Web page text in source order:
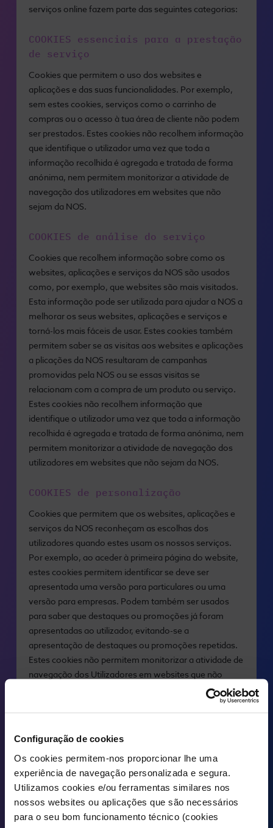
Configuração de cookies
Os cookies permitem-nos proporcionar lhe uma
experiência de navegação personalizada e segura.
Utilizamos cookies e/ou ferramentas similares nos
nossos websites ou aplicações que são necessários
para o seu bom funcionamento técnico (cookies
serviços online fazem parte das seguintes categorias:
COOKIES essenciais para a prestação
de serviço
Cookies que permitem o uso dos websites e
aplicações e das suas funcionalidades. Por exemplo,
sem estes cookies, serviços como o carrinho de
compras ou o acesso à tua área de cliente não podem
ser prestados. Estes cookies não recolhem informação
que identifique o utilizador uma vez que toda a
informação recolhida é agregada e tratada de forma
anónima, nem permitem monitorizar a atividade de
navegação dos utilizadores em websites que não
sejam da NOS.
COOKIES de análise do serviço
Cookies que recolhem informação sobre como os
websites, aplicações e serviços da NOS são usados
como, por exemplo, que websites são mais visitados.
Esta informação pode ser utilizada para ajudar a NOS a
melhorar os seus websites, aplicações e serviços e
torná-los mais fáceis de usar. Estes cookies também
permitem saber se as visitas aos websites e aplicações
a plicações da NOS resultaram de campanhas
promovidas pela NOS ou se essas visitas se
relacionam com a compra de um produto ou serviço.
Estes cookies não recolhem informação que
identifique o utilizador uma vez que toda a informação
recolhida é agregada e tratada de forma anónima, nem
permitem monitorizar a atividade de navegação dos
utilizadores em websites que não sejam da NOS.
COOKIES de personalização
Cookies que permitem que os websites, aplicações e
serviços da NOS reconheçam as escolhas dos
utilizadores quando estes usam os nossos serviços.
Por exemplo, ao aceder à primeira página do website,
estes cookies permitem identificar se deve ser
apresentada uma versão para particulares ou uma
versão para empresas. Podem também ser usados
para saber que destaques ou promoções já foram
apresentadas ao utilizador, evitando-se a
apresentação de destaques ou promoções repetidas.
Estes cookies não permitem monitorizar a atividade de
navegação dos Utilizadores em websites que não
Cookies utilizados por empresas externas à NOS,
permitindo apresentar aos utilizadores anúncios de
acordo com os teus interesses, incluindo a
possibilidade de limitar o número de vezes que
determinado anúncio é apresentado. A apresentação
de publicidade da NOS de acordo com os interesses